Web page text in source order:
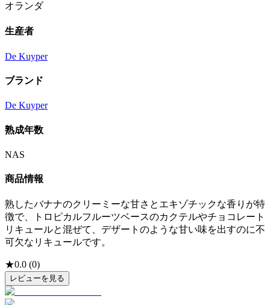
オランダ
生産者
De Kuyper
ブランド
De Kuyper
熟成年数
NAS
商品情報
熟したバナナのクリーミーな甘さとエキゾチックな香りが特
徴で、トロピカルフルーツベースのカクテルやチョコレート
リキュールと混ぜて、デザートのような甘い味を出すのに不
可欠なリキュールです。
★0.0 (0)
レビューを見る